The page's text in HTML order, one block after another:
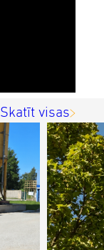
Skatīt visas